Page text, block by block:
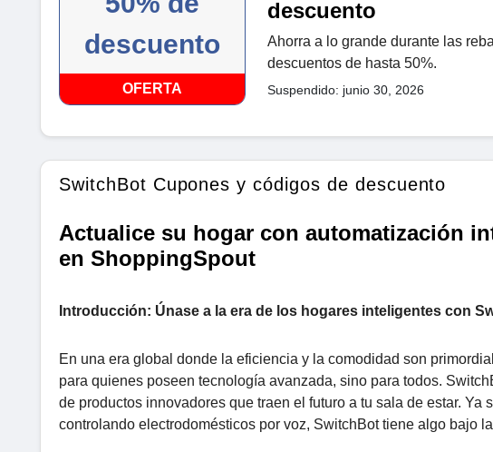
descuento
OFERTA
descuento
Ahorra a lo grande durante las
descuentos de hasta 50%.
Suspendido: junio 30, 2026
SwitchBot Cupones y códigos de descuento
Actualice su hogar con automatización
en ShoppingSpout
Introducción: Únase a la era de los hogares inteligentes con
En una era global donde la eficiencia y la comodidad son
para quienes poseen tecnología avanzada, sino para todos.
de productos innovadores que traen el futuro a tu sala de estar.
controlando electrodomésticos por voz, SwitchBot tiene algo bajo